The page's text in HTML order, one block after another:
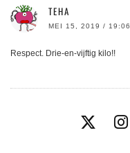
TEHA
MEI 15, 2019 / 19:06
Respect. Drie-en-vijftig kilo!!